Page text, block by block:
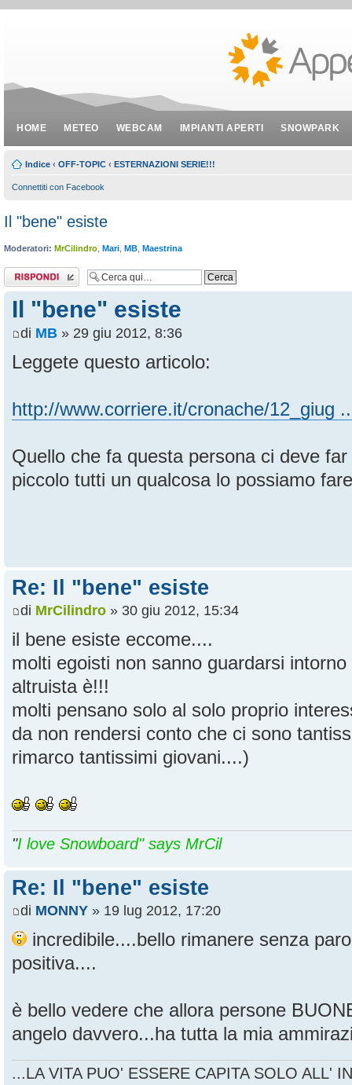
HOME METEO WEBCAM IMPIANTI APERTI SNOWPARK
Indice ‹ OFF-TOPIC ‹ ESTERNAZIONI SERIE!!!
Connettiti con Facebook
Il "bene" esiste
Moderatori: MrCilindro Mari MB Maestrina
Rispondi al
messaggio
Il "bene" esiste
di MB » 29 giu 2012, 8:36
Leggete questo articolo:
http://www.corriere.it/cronache/12_giug
Quello che fa questa persona ci deve
piccolo tutti un qualcosa lo possiamo
Re: Il "bene" esiste
di MrCilindro » 30 giu 2012, 15:34
il bene esiste eccome....
molti egoisti non sanno guardarsi
altruista è!!!
molti pensano solo al solo proprio
da non rendersi conto che ci sono
rimarco tantissimi giovani....)
"I love Snowboard" says MrCil
Re: Il "bene" esiste
di MONNY » 19 lug 2012, 17:20
incredibile....bello rimanere senza
positiva....
è bello vedere che allora persone
angelo davvero...ha tutta la mia
...LA VITA PUO' ESSERE CAPITA SOLO ALL'